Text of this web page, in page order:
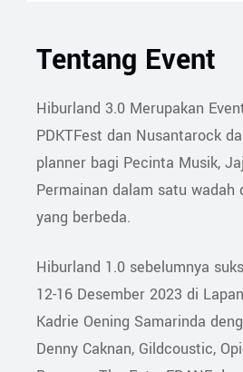
Tentang Event
Hiburland 3.0 Merupakan
PDKTFest dan Nusantarock
planner bagi Pecinta Musik,
Permainan dalam satu wadah
yang berbeda.
Hiburland 1.0 sebelumnya
12-16 Desember 2023 di
Kadrie Oening Samarinda
Denny Caknan, Gildcoustic,